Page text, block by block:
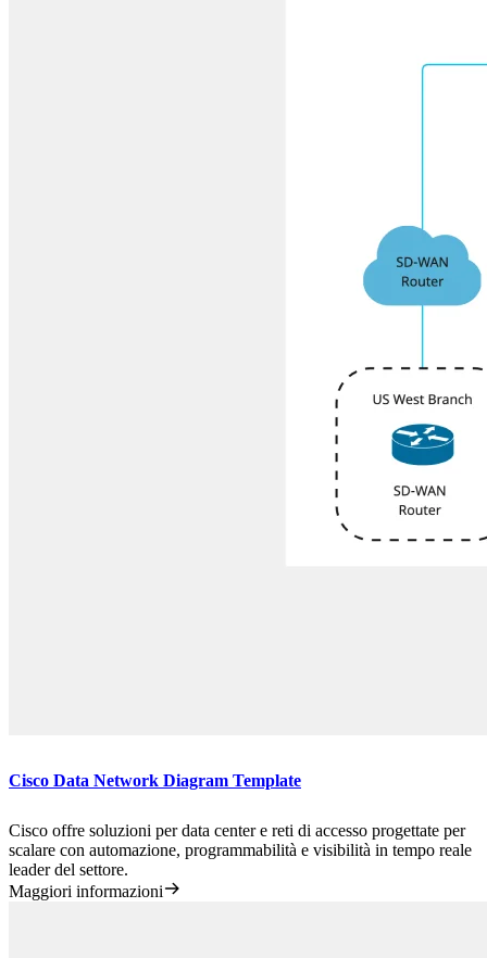
Cisco Data Network Diagram Template
Cisco offre soluzioni per data center e reti di accesso progettate per
scalare con automazione, programmabilità e visibilità in tempo reale
leader del settore.
Maggiori informazioni